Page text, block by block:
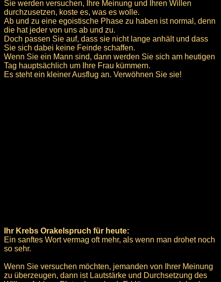
Sie werden versuchen, Ihre Meinung und Ihren Willen
durchzusetzen, koste es, was es wolle.
Ab und zu eine egoistische Phase zu haben ist normal, denn
die hat jeder von uns ab und zu.
Doch passen Sie auf, dass sie nicht lange anhält und dass
Sie sich dabei keine Feinde schaffen.
Wenn Sie ein Mann sind, dann werden Sie sich am heutigen
Tag hauptsächlich um Ihre Frau kümmern.
Es steht ein kleiner Ausflug an. Verwöhnen Sie sie!
Ihr Krebs Orakelspruch für heute:
Ein sanftes Wort vermag oft mehr, als wenn man drohet noch
so sehr.
Wenn Sie versuchen möchten, jemanden von Ihrer Meinung
zu überzeugen, dann ist Lautstärke und Durchsetzung des